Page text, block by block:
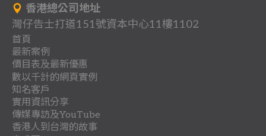
香港總公司地址
灣仔告士打道151號資本中心11樓1102
首頁
背
景
分
享
關
於
我
們
作
品
收
費
聯
最新案例
一
頁
式
網
站
多
頁
式
網
行
業
案
價目表及最新優惠
網
站
架
設
立
即
登
數以千計的網頁實例
客
戶
總
地
產
團
知名客戶
實用資訊分享
懶
傳媒專訪及YouTube
香港人到台灣的故事